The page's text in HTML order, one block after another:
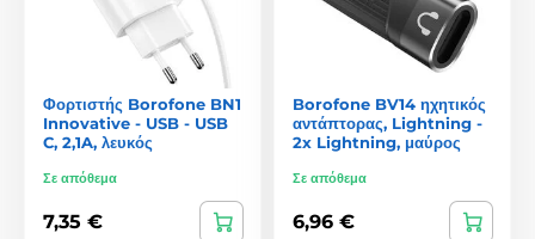
Φορτιστής Borofone BN1
Innovative - USB - USB
C, 2,1A, λευκός
Σε απόθεμα
7,35 €
Borofone BV14 ηχητικός
αντάπτορας, Lightning -
2x Lightning, μαύρος
Σε απόθεμα
6,96 €